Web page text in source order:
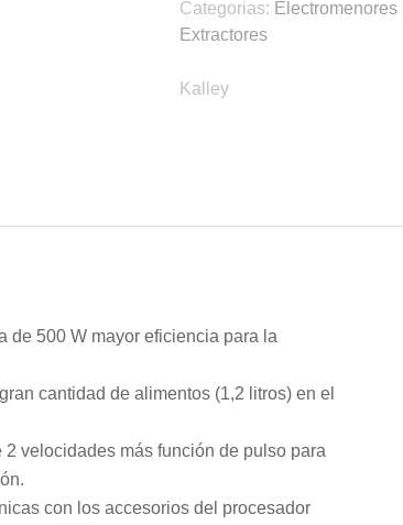
Categorias: Electromenores|
Extractores
Kalley
de 500 W mayor eficiencia para la
cantidad de alimentos (1,2 litros) en el
2 velocidades más función de pulso para
con los accesorios del procesador